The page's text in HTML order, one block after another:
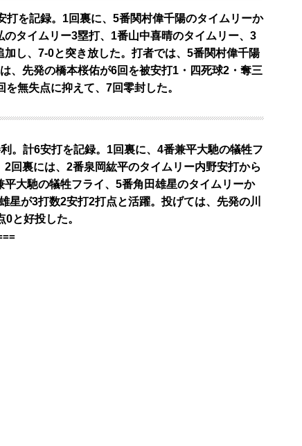
打を記録。1回裏に、5番関村偉千陽のタイムリーか
タイムリー3塁打、1番山中喜晴のタイムリー、3
し、7-0と突き放した。打者では、5番関村偉千陽
、先発の橋本桜佑が6回を被安打1・四死球2・奪三
無失点に抑えて、7回零封した。
。計6安打を記録。1回裏に、4番兼平大馳の犠牲フ
回裏には、2番泉岡紘平のタイムリー内野安打から
大馳の犠牲フライ、5番角田雄星のタイムリーか
が3打数2安打2打点と活躍。投げては、先発の川
と好投した。